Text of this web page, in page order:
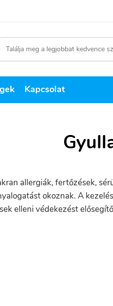
Kapcsolat
allergiák, fertőzések,
okoznak. A
elleni védekezést